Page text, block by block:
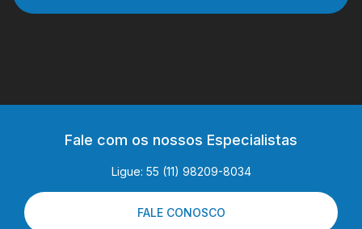
Fale com os nossos Especialistas
Ligue: 55 (11) 98209-8034
FALE CONOSCO